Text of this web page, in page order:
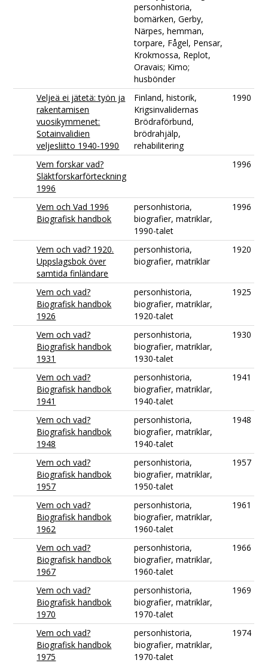
personhistoria,
bomärken, Gerby,
Närpes, hemman,
torpare, Fågel, Pensar,
Krokmossa, Replot,
Oravais; Kimo;
husbönder
Veljeä ei jätetä: työn ja
rakentamisen
vuosikymmenet:
Sotainvalidien
veljesliitto 1940-1990
Finland, historik,
Krigsinvalidernas
Brödraförbund,
brödrahjälp,
rehabilitering
1990
Vem forskar vad?
Släktforskarförteckning
1996
1996
Vem och Vad 1996
Biografisk handbok
personhistoria,
biografier, matriklar,
1990-talet
1996
Vem och vad? 1920.
Uppslagsbok över
samtida finländare
personhistoria,
biografier, matriklar
1920
Vem och vad?
Biografisk handbok
1926
personhistoria,
biografier, matriklar,
1920-talet
1925
Vem och vad?
Biografisk handbok
1931
personhistoria,
biografier, matriklar,
1930-talet
1930
Vem och vad?
Biografisk handbok
1941
personhistoria,
biografier, matriklar,
1940-talet
1941
Vem och vad?
Biografisk handbok
1948
personhistoria,
biografier, matriklar,
1940-talet
1948
Vem och vad?
Biografisk handbok
1957
personhistoria,
biografier, matriklar,
1950-talet
1957
Vem och vad?
Biografisk handbok
1962
personhistoria,
biografier, matriklar,
1960-talet
1961
Vem och vad?
Biografisk handbok
1967
personhistoria,
biografier, matriklar,
1960-talet
1966
Vem och vad?
Biografisk handbok
1970
personhistoria,
biografier, matriklar,
1970-talet
1969
Vem och vad?
Biografisk handbok
1975
personhistoria,
biografier, matriklar,
1970-talet
1974